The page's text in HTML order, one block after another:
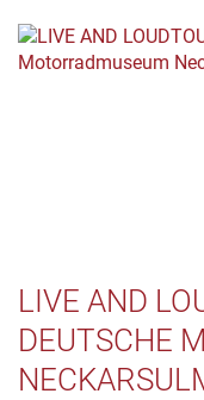
LIVE AND
DEUTSCHE